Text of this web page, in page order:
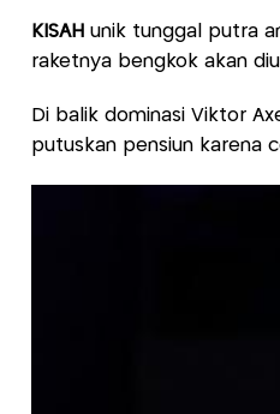
KISAH unik tunggal putra
raketnya bengkok akan
Di balik dominasi Viktor
putuskan pensiun karena